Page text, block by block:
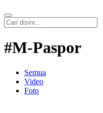
#M-Paspor
Semua
Video
Foto